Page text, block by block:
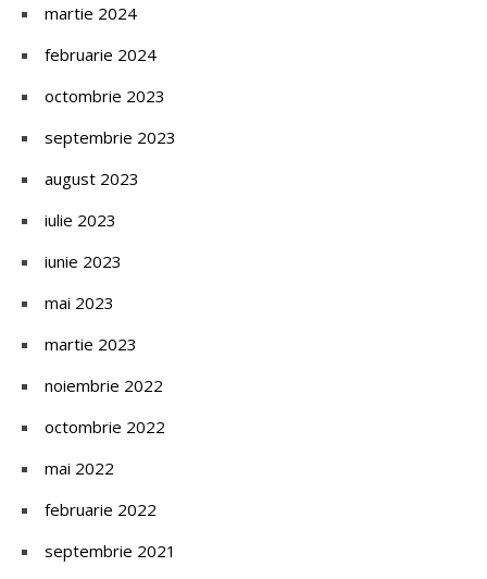
martie 2024
februarie 2024
octombrie 2023
septembrie 2023
august 2023
iulie 2023
iunie 2023
mai 2023
martie 2023
noiembrie 2022
octombrie 2022
mai 2022
februarie 2022
septembrie 2021